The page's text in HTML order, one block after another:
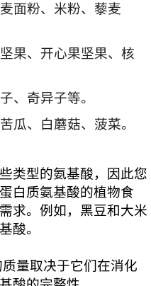
面粉、米粉、藜麦
果、开心果坚果、核
、奇异子等。
瓜、白蘑菇、菠菜。
类型的氨基酸，因此您
白质氨基酸的植物食
求。例如，黑豆和大米
酸。
量取决于它们在消化